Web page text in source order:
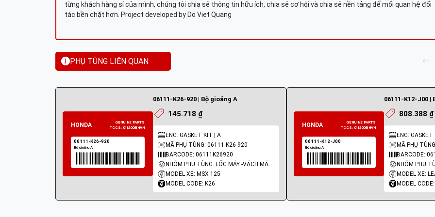
từng khách hàng sỉ của mình, chúng tôi chia sẻ thông tin hữu ích, chia sẻ cơ hội và chia sẻ nền tảng để mối quan hệ đối
tác bền chặt hơn. Project developed by Do Viet Quang
PHỤ TÙNG LIÊN QUAN
06111-K26-920 | Bộ gioăng A
145.718 ₫
ENG: GASKET KIT | A
MÃ PHỤ TÙNG: 06111-K26-920
BARCODE: 06111K26920
NHÓM PHỤ TÙNG: LỐC MÁY -VÁCH MÁY - GIOĂNG MÁY
MODEL XE: MSX 125
MODEL CODE: K26
06111-K12-J00 |
808.388 ₫
ENG: GASKET
MÃ PHỤ
BARCODE:
MODEL XE:
MODEL